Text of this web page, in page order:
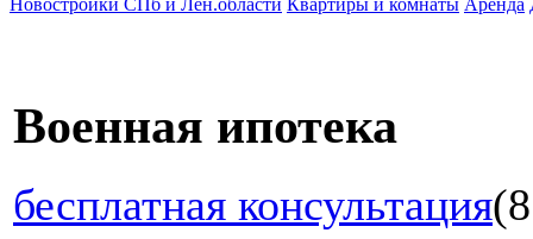
Военная ипотека
бесплатная консультация